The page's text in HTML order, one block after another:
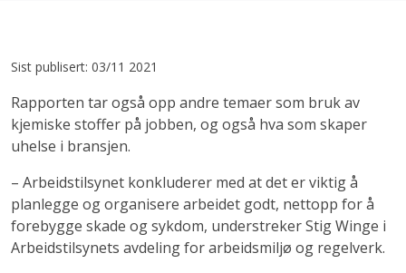
Sist publisert: 03/11 2021
Rapporten tar også opp andre temaer som bruk av
kjemiske stoffer på jobben, og også hva som skaper
uhelse i bransjen.
– Arbeidstilsynet konkluderer med at det er viktig å
planlegge og organisere arbeidet godt, nettopp for å
forebygge skade og sykdom, understreker Stig Winge i
Arbeidstilsynets avdeling for arbeidsmiljø og regelverk.